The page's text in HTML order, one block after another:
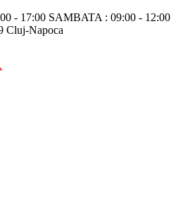
- 17:00 SAMBATA : 09:00 - 12:00
Cluj-Napoca